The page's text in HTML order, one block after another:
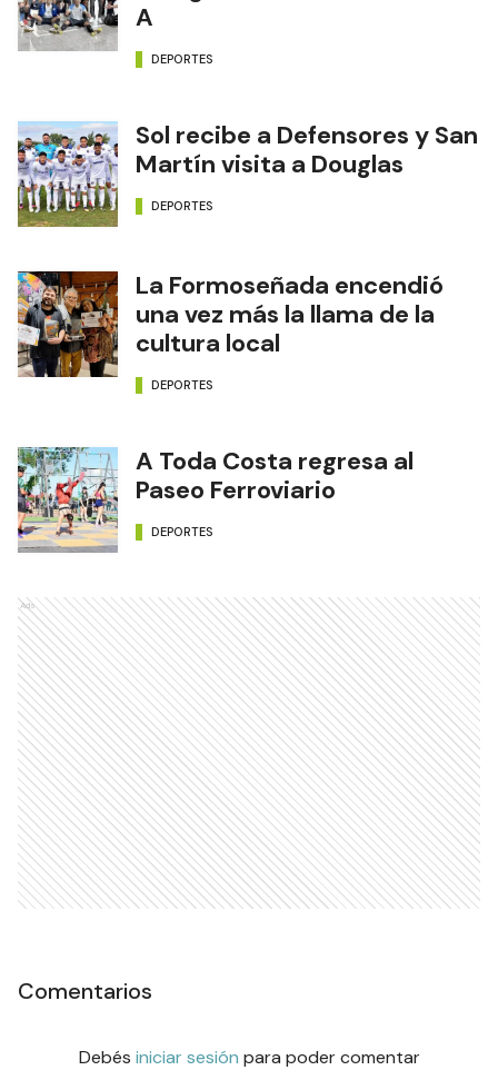
A
DEPORTES
Sol recibe a Defensores y San
Martín visita a Douglas
DEPORTES
La Formoseñada encendió
una vez más la llama de la
cultura local
DEPORTES
A Toda Costa regresa al
Paseo Ferroviario
DEPORTES
Ads
Comentarios
Debés iniciar sesión para poder comentar